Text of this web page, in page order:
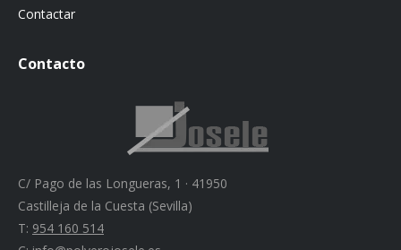
Contactar
Contacto
C/ Pago de las Longueras, 1 · 41950
Castilleja de la Cuesta (Sevilla)
T: 954 160 514